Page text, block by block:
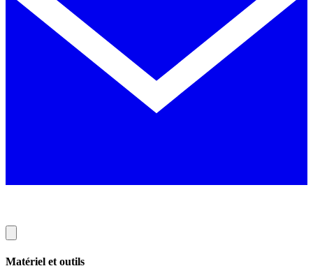
Matériel et outils